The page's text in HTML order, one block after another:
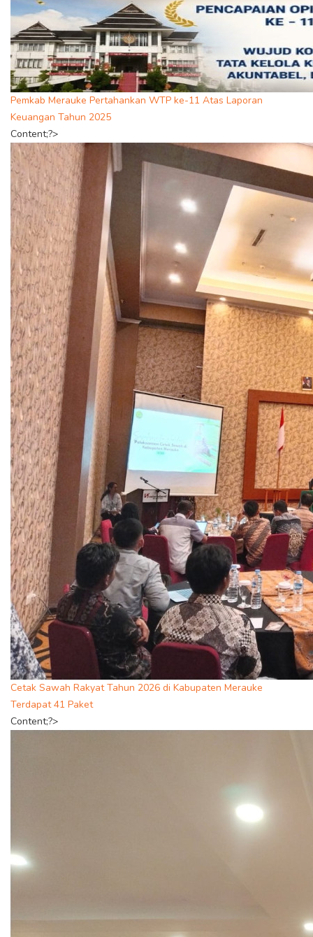
Pemkab Merauke Pertahankan WTP ke-11 Atas Laporan
Keuangan Tahun 2025
Content;?>
Cetak Sawah Rakyat Tahun 2026 di Kabupaten Merauke
Terdapat 41 Paket
Content;?>